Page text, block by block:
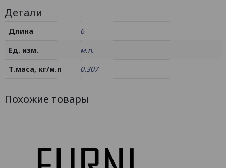
Детали
Длина
6
Ед. изм.
м.п.
Т.маса, кг/м.п
0.307
Похожие товары